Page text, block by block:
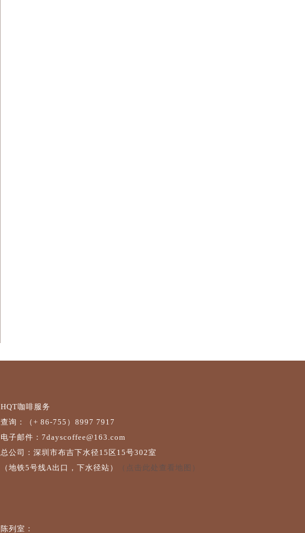
HQT咖啡服务
查询：（+ 86-755）8997 7917
电子邮件：7dayscoffee@163.com
总公司：深圳市布吉下水径15区15号302室
（地铁5号线A出口，下水径站）
（点击此处查看地图）
陈列室：